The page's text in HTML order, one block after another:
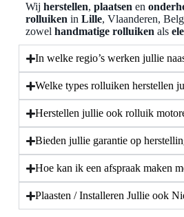
Wij herstellen, plaatsen en
rolluiken in Lille, Vlaanderen,
zowel handmatige rolluiken als
In welke regio’s werken jullie
Welke types rolluiken herstellen
Herstellen jullie ook rolluik
Bieden jullie garantie op
Hoe kan ik een afspraak maken
Plaasten / Installeren Jullie ook